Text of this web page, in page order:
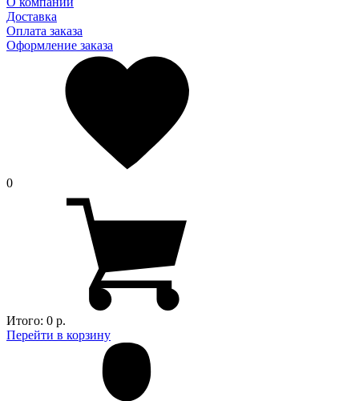
Доставка
Оплата заказа
Оформление заказа
0
Итого: 0 р.
Перейти в корзину